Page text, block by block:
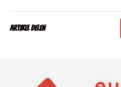
Artikel delen